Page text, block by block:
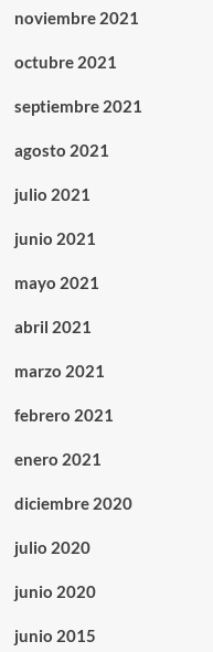
noviembre 2021
octubre 2021
septiembre 2021
agosto 2021
julio 2021
junio 2021
mayo 2021
abril 2021
marzo 2021
febrero 2021
enero 2021
diciembre 2020
julio 2020
junio 2020
junio 2015